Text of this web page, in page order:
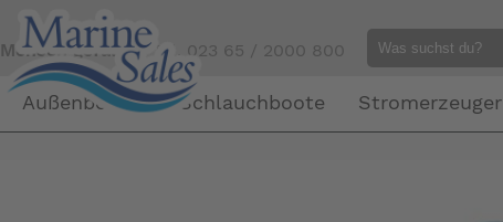
Mensch gefällig?Tel. 023 65 / 2000 800
Außenborder Schlauchboote Stromerzeuger